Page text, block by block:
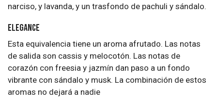
narciso, y lavanda, y un trasfondo de pachuli y sándalo.
Elegance
Esta equivalencia tiene un aroma afrutado. Las notas
de salida son cassis y melocotón. Las notas de
corazón con freesia y jazmín dan paso a un fondo
vibrante con sándalo y musk. La combinación de estos
aromas no dejará a nadie